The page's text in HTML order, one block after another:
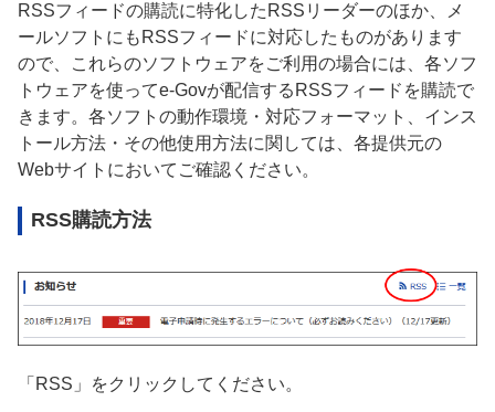
RSSフィードの購読に特化したRSSリーダーのほか、メ
ールソフトにもRSSフィードに対応したものがあります
ので、これらのソフトウェアをご利用の場合には、各ソフ
トウェアを使ってe-Govが配信するRSSフィードを購読で
きます。各ソフトの動作環境・対応フォーマット、インス
トール方法・その他使用方法に関しては、各提供元の
Webサイトにおいてご確認ください。
RSS購読方法
「RSS」をクリックしてください。